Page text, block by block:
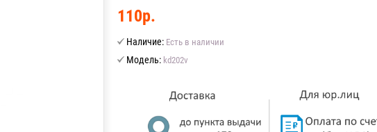
110р.
Наличие: Есть в наличии
Модель: kd202v